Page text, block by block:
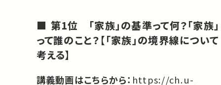
第1位 「家族」の基準って何？「家族」
って誰のこと？【「家族」の境界線について
考える】
講義動画はこちらから： https://ch.u-